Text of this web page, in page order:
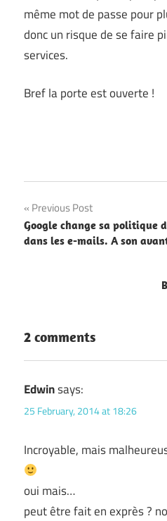
même mot de passe pour
donc un risque de se faire
services.
Bref la porte est ouverte !
Post
navigation
Previous Post
Google change sa politique
dans les e-mails. A son
2 comments
Edwinsays:
25 February, 2014 at 18:26
Incroyable, mais
oui mais…
peut être fait en exprès ?